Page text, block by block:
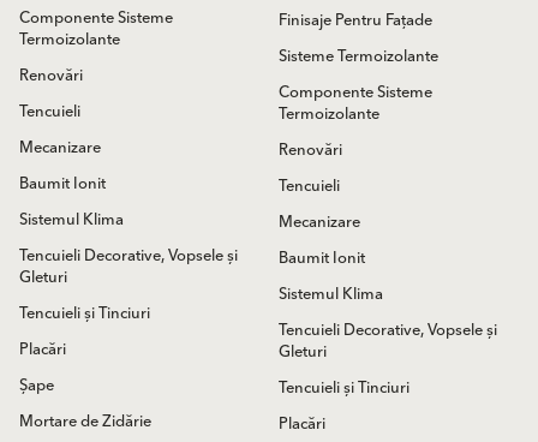
Componente Sisteme
Termoizolante
Renovări
Tencuieli
Mecanizare
Baumit Ionit
Sistemul Klima
Tencuieli Decorative, Vopsele și
Gleturi
Tencuieli și Tinciuri
Placări
Șape
Mortare de Zidărie
Finisaje Pentru Fațade
Sisteme Termoizolante
Componente Sisteme
Termoizolante
Renovări
Tencuieli
Mecanizare
Baumit Ionit
Sistemul Klima
Tencuieli Decorative, Vopsele și
Gleturi
Tencuieli și Tinciuri
Placări